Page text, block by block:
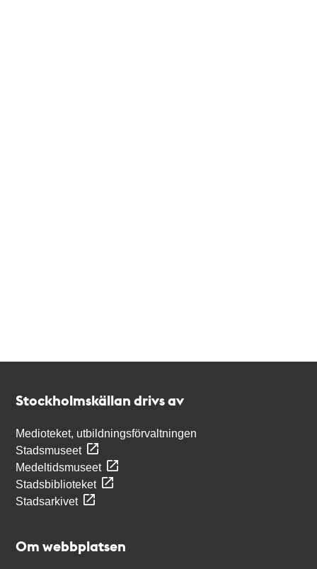
Stockholmskällan drivs av
Medioteket, utbildningsförvaltningen
Stadsmuseet
Medeltidsmuseet
Stadsbiblioteket
Stadsarkivet
Om webbplatsen